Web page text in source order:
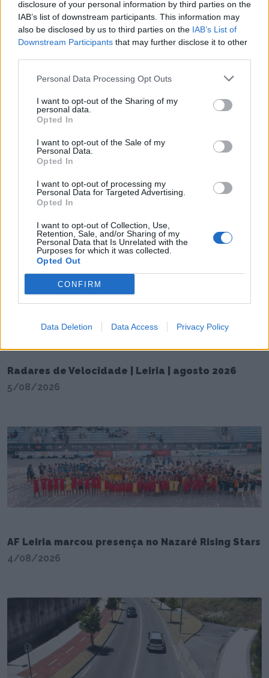
disclosure of your personal information by third parties on the
IAB’s list of downstream participants. This information may
also be disclosed by us to third parties on the IAB’s List of
Downstream Participants that may further disclose it to other
Personal Data Processing Opt Outs
I want to opt-out of the Sharing of my
personal data.
Opted In
I want to opt-out of the Sale of my
Personal Data.
Opted In
I want to opt-out of processing my
Personal Data for Targeted Advertising.
Opted In
I want to opt-out of Collection, Use,
Retention, Sale, and/or Sharing of my
Personal Data that Is Unrelated with the
Purposes for which it was collected.
Opted Out
CONFIRM
Data Deletion Data Access Privacy Policy
GNR de Leiria em ação de prevenção e
fiscalização do caravanismo
7/08/2026
Praia do Pedrógão assinala Dia Internacional da
Juventude dia 15 de agosto
Radares de Velocidade | Leiria | agosto 2026
5/08/2026
AF Leiria marcou presença no Nazaré Rising Stars
4/08/2026